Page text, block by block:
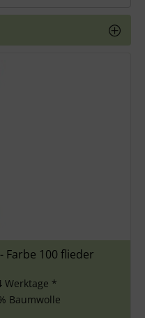
Farbe 100 flieder
Werktage *
Baumwolle